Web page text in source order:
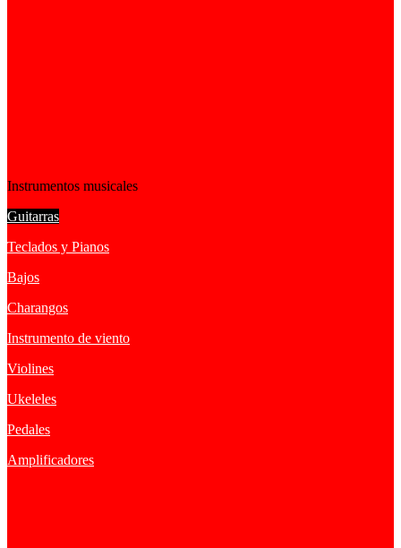
Instrumentos musicales
Guitarras
Teclados y Pianos
Bajos
Charangos
Instrumento de viento
Violines
Ukeleles
Pedales
Amplificadores